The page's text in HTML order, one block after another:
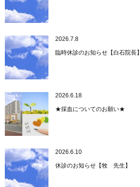
臨時休診のお知らせ【白石院長】
2026.7.8
★採血についてのお願い★
2026.6.18
休診のお知らせ【牧 先生】
2026.6.10